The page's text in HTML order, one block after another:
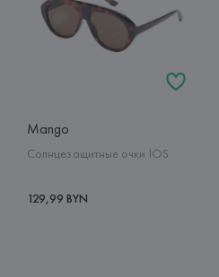
Mango
Солнцезащитные очки IOS
129,99 BYN